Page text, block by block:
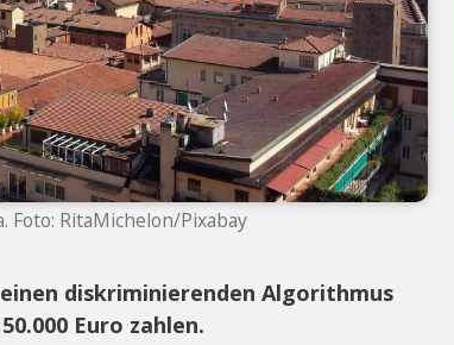
Foto: RitaMichelon/Pixabay
diskriminierenden Algorithmus
Euro zahlen.